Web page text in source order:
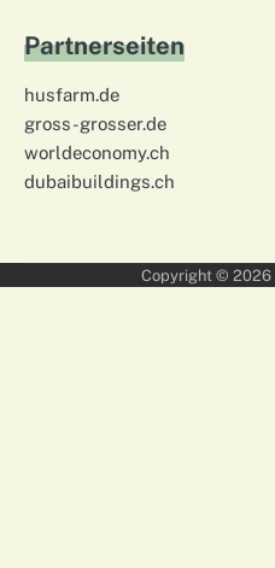
Partnerseiten
husfarm.de
gross-grosser.de
worldeconomy.ch
dubaibuildings.ch
Copyright © 2026